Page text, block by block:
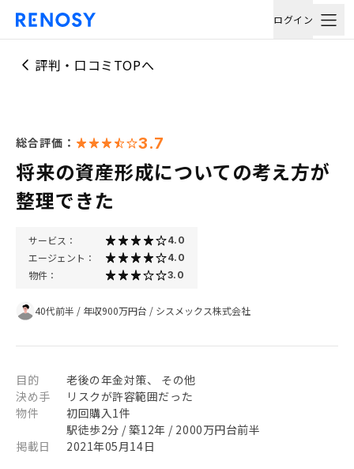
ログイン
評判・口コミTOPへ
総合評価： 3.7
将来の資産形成についての考え方が
整理できた
サービス： 4.0
エージェント： 4.0
物件： 3.0
40代前半 / 年収900万円台 / シスメックス株式会社
目的
老後の年金対策、 その他
決め手
リスクが許容範囲だった
物件
初回購入1件
駅徒歩2分 / 築12年 / 2000万円台前半
掲載日
2021年05月14日